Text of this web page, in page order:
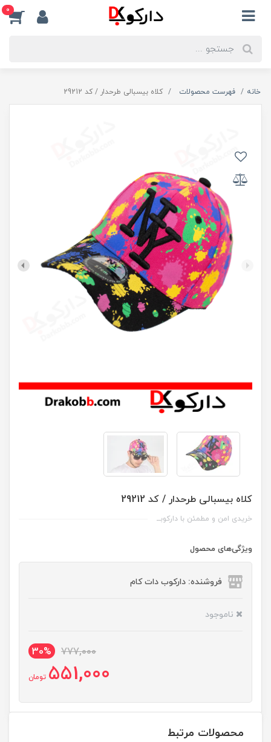
0
خانه فهرست محصولات کلاه بیسبالی طرحدار / کد 29212
کلاه بیسبالی طرحدار / کد 29212
خریدی امن و مطمئن با دارکوبــ
ویژگی‌های محصول
فروشنده: دارکوب دات کام
ناموجود
777,000
30%
551,000 تومان
محصولات مرتبط